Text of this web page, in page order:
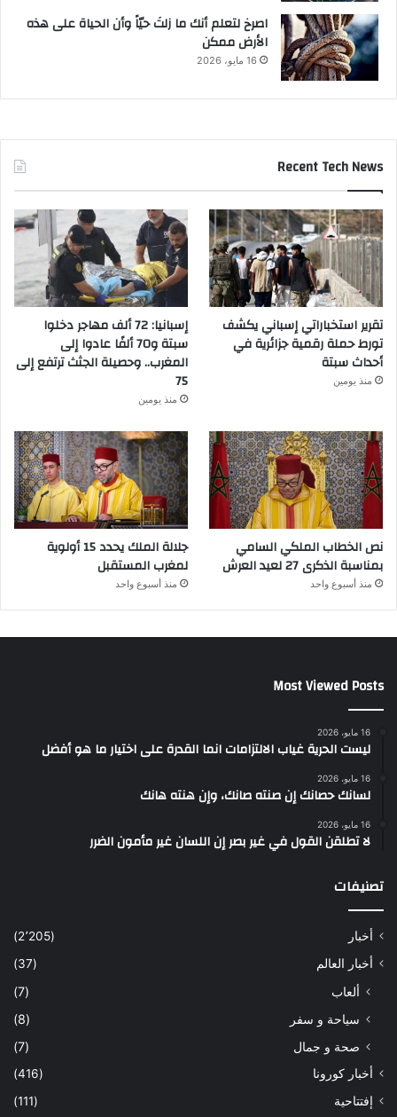
‫اصرخ لتعلم أنك ما زلتَ حيّاً وأن الحياة على هذه
الأرض ممكن
16 مايو، 2026
Recent Tech News
تقرير استخباراتي إسباني يكشف
تورط حملة رقمية جزائرية في
أحداث سبتة
منذ يومين
إسبانيا: 72 ألف مهاجر دخلوا
سبتة و70 ألفًا عادوا إلى
المغرب.. وحصيلة الجثث ترتفع إلى
75
منذ يومين
نص الخطاب الملكي السامي
بمناسبة الذكرى 27 لعيد العرش
منذ أسبوع واحد
جلالة الملك يحدد 15 أولوية
لمغرب المستقبل
منذ أسبوع واحد
Most Viewed Posts
16 مايو، 2026
ليست الحرية غياب الالتزامات انما القدرة على اختيار ما هو أفضل
16 مايو، 2026
لسانك حصانك إن صنته صانك، وإن هنته هانك
16 مايو، 2026
لا تطلقن القول في غير بصر إن اللسان غير مأمون الضرر
تصنيفات
أخبار
(2٬205)
أخبار العالم
(37)
ألعاب
(7)
سياحة و سفر
(8)
صحة و جمال
(7)
أخبار كورونا
(416)
إفتتاحية
(111)